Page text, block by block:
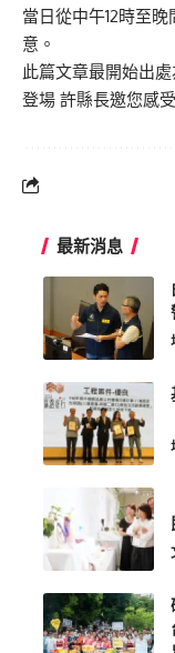
當日從中午12時至
意。
此篇文章最開始出處
登場 許縣長邀您感
最新消息